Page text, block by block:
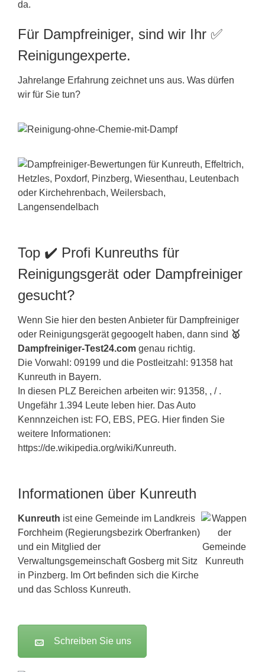
da.
Für Dampfreiniger, sind wir Ihr ✅
Reinigungexperte.
Jahrelange Erfahrung zeichnet uns aus. Was dürfen
wir für Sie tun?
Top ✔️ Profi Kunreuths für
Reinigungsgerät oder Dampfreiniger
gesucht?
Wenn Sie hier den besten Anbieter für Dampfreiniger
oder Reinigungsgerät gegoogelt haben, dann sind 🥇
Dampfreiniger-Test24.com genau richtig.
Die Vorwahl: 09199 und die Postleitzahl: 91358 hat
Kunreuth in Bayern.
In diesen PLZ Bereichen arbeiten wir: 91358, , / .
Ungefähr 1.394 Leute leben hier. Das Auto
Kennnzeichen ist: FO, EBS, PEG. Hier finden Sie
weitere Informationen:
https://de.wikipedia.org/wiki/Kunreuth.
Informationen über Kunreuth
Kunreuth ist eine Gemeinde im Landkreis
Forchheim (Regierungsbezirk Oberfranken)
und ein Mitglied der
Verwaltungsgemeinschaft Gosberg mit Sitz
in Pinzberg. Im Ort befinden sich die Kirche
und das Schloss Kunreuth.
Schreiben Sie uns